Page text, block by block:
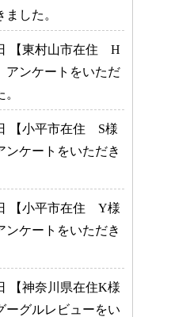
ました。
【東村山市在住 H
アンケートをいただ
【小平市在住 S様
ンケートをいただき
【小平市在住 Y様
ンケートをいただき
【神奈川県在住K様
ーグルレビューをい